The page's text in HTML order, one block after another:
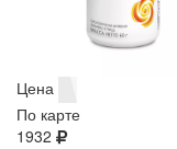
Цена
По карте
1932